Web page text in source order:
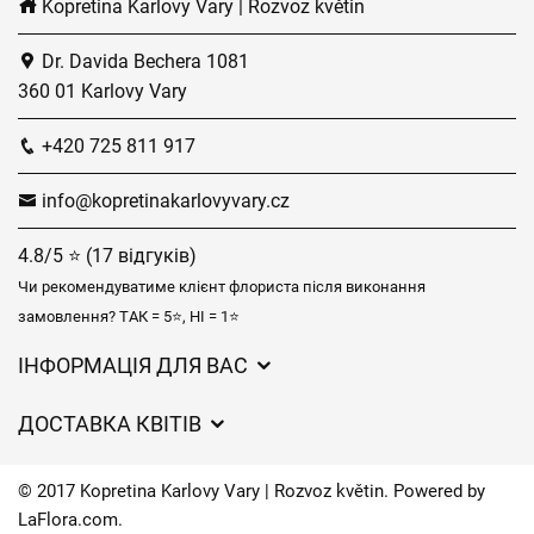
Kopretina Karlovy Vary | Rozvoz květin
Dr. Davida Bechera 1081
360 01 Karlovy Vary
+420 725 811 917
info@kopretinakarlovyvary.cz
4.8/5 ⭐ (17 відгуків)
Чи рекомендуватиме клієнт флориста після виконання
замовлення? ТАК = 5⭐, НІ = 1⭐
ІНФОРМАЦІЯ ДЛЯ ВАС
Захист персональних даних
Час доставки квітів – огляд можливостей
ДОСТАВКА КВІТІВ
Куди ми доставляємо квіти
© 2017 Kopretina Karlovy Vary | Rozvoz květin. Powered by
LaFlora.com.